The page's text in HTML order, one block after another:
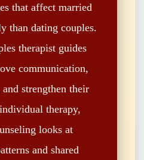
that affect married
than dating couples.
therapist guides
communication,
strengthen their
therapy,
looks at
and shared